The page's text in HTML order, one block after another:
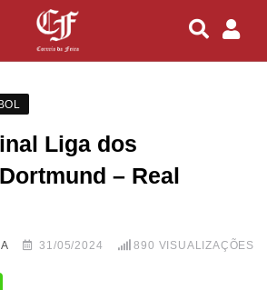
Liga dos
– Real
31/05/2024 890 VISUALIZAÇÕES